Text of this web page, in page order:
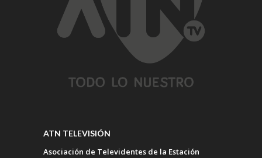
ATN TELEVISIÓN
Asociación de Televidentes de la Estación